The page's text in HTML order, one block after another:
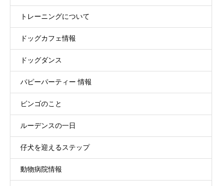
トレーニングについて
ドッグカフェ情報
ドッグダンス
パピーパーティー 情報
ビンゴのこと
ルーデンスの一日
仔犬を迎えるステップ
動物病院情報